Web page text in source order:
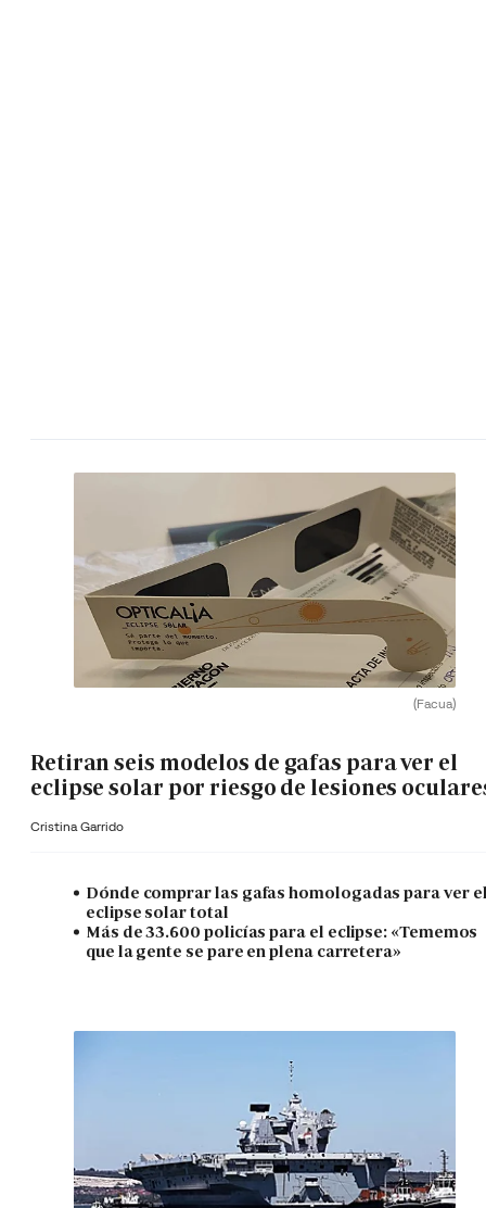
(Facua)
Retiran seis modelos de gafas para ver el
eclipse solar por riesgo de lesiones
Cristina Garrido
Dónde comprar las gafas homologadas para ver
eclipse solar total
Más de 33.600 policías para el eclipse: «Tememos
que la gente se pare en plena carretera»